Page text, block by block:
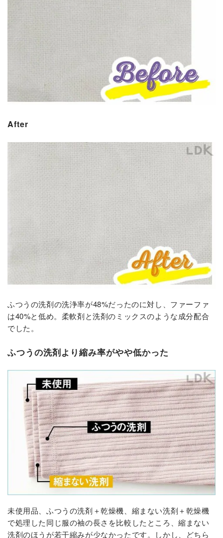
After
ふつうの洗剤の洗浄率が48%だったのに対し、ファーファ
は40%と低め。柔軟剤と洗剤のミックスのような成分配合
でした。
ふつうの洗剤より縮み率がやや低かった
未使用品、ふつうの洗剤＋乾燥機、縮まない洗剤＋乾燥機
で処理した同じ服の袖の長さを比較したところ、縮まない
洗剤のほうが若干縮みが少なかったです。しかし、どちら